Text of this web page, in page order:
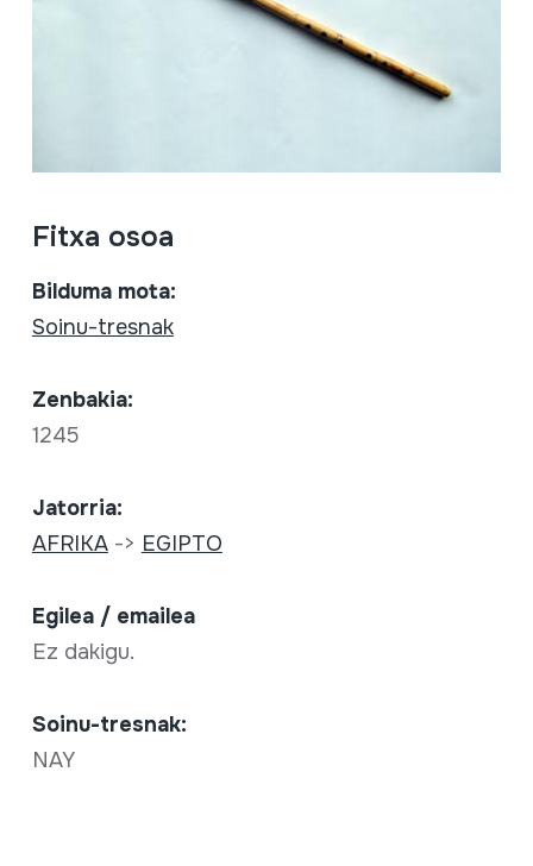
Fitxa osoa
Bilduma mota:
Soinu-tresnak
Zenbakia:
1245
Jatorria:
AFRIKA-> EGIPTO
Egilea / emailea
Ez dakigu.
Soinu-tresnak:
NAY